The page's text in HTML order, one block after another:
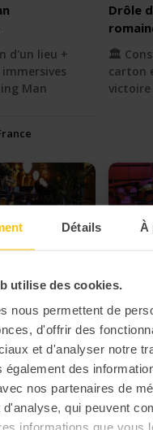
Détails À
utilise des cookies.
nous permettent de
d'offrir des
et d'analyser notre
également des
nos partenaires de
d'analyse, qui peuvent
informations que vous
d'un lieu +
Man
Drôle
🏛️
carton
victoire
lieu de soirée +
🎰